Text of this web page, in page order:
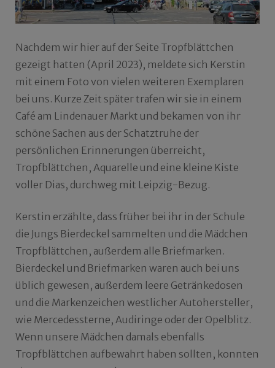
Nachdem wir hier auf der Seite Tropfblättchen
gezeigt hatten (April 2023), meldete sich Kerstin
mit einem Foto von vielen weiteren Exemplaren
bei uns. Kurze Zeit später trafen wir sie in einem
Café am Lindenauer Markt und bekamen von ihr
schöne Sachen aus der Schatztruhe der
persönlichen Erinnerungen überreicht,
Tropfblättchen, Aquarelle und eine kleine Kiste
voller Dias, durchweg mit Leipzig-Bezug.
Kerstin erzählte, dass früher bei ihr in der Schule
die Jungs Bierdeckel sammelten und die Mädchen
Tropfblättchen, außerdem alle Briefmarken.
Bierdeckel und Briefmarken waren auch bei uns
üblich gewesen, außerdem leere Getränkedosen
und die Markenzeichen westlicher Autohersteller,
wie Mercedessterne, Audiringe oder der Opelblitz.
Wenn unsere Mädchen damals ebenfalls
Tropfblättchen aufbewahrt haben sollten, konnten